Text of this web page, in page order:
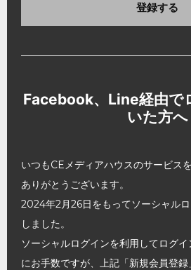
登録する
Facebook、Line経由で
いた方へ
いつもCEメディアハウスのサービス
ありがとうございます。
2024年2月26日をもってソーシャル
しました。
ソーシャルログインを利用してログ
にお手数ですが、上記「新規会員登